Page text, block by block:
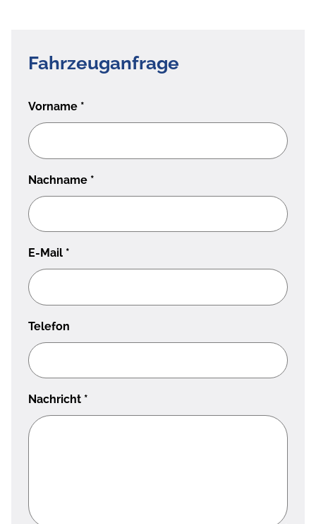
Fahrzeuganfrage
Vorname *
Nachname *
E-Mail *
Telefon
Nachricht *